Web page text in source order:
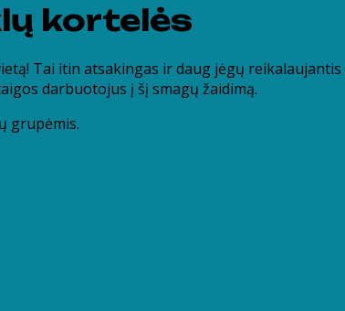
kortelės
Tai itin atsakingas ir daug jėgų
darbuotojus į šį smagų žaidimą.
grupėmis.